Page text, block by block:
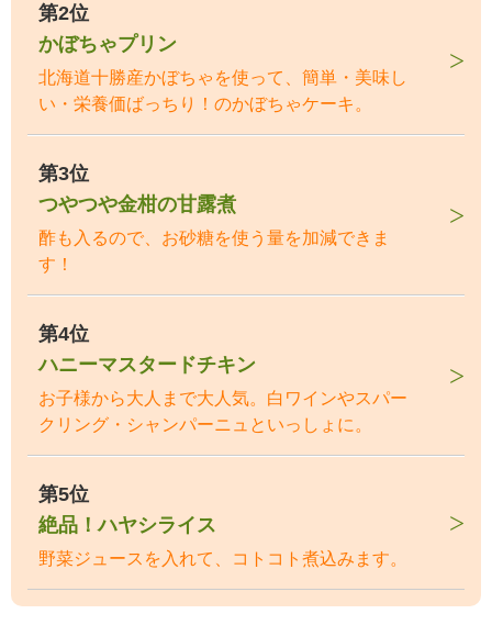
第2位
かぼちゃプリン
北海道十勝産かぼちゃを使って、簡単・美味し
い・栄養価ばっちり！のかぼちゃケーキ。
第3位
つやつや金柑の甘露煮
酢も入るので、お砂糖を使う量を加減できま
す！
第4位
ハニーマスタードチキン
お子様から大人まで大人気。白ワインやスパー
クリング・シャンパーニュといっしょに。
第5位
絶品！ハヤシライス
野菜ジュースを入れて、コトコト煮込みます。